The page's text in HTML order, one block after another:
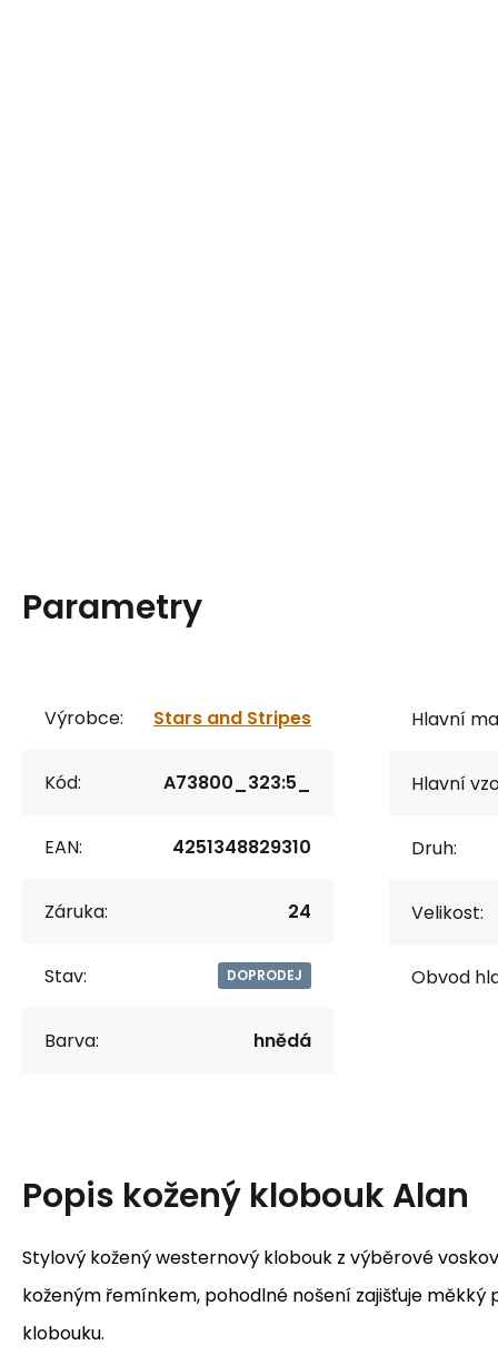
Parametry
Výrobce: Stars and Stripes
Kód: A73800_323:5_
EAN: 4251348829310
Záruka: 24
Stav: DOPRODEJ
Barva: hnědá
Hlavní
Hlavní
Druh:
Velikost:
Obvod
Popis kožený klobouk Alan
Stylový kožený westernový klobouk z výběrové
koženým řemínkem, pohodlné nošení zajišťuje měkký
klobouku.